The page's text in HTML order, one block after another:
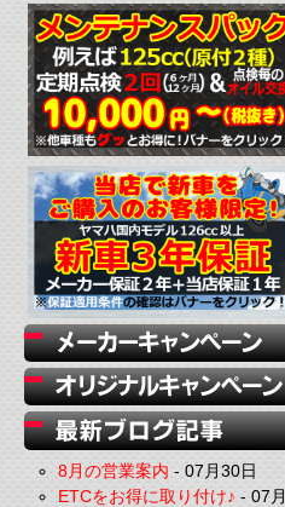
8月の営業案内-07月30日
ETCをお得に取り付け♪-07月